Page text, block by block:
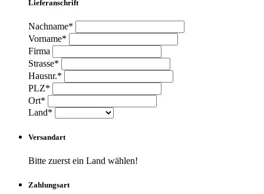
Lieferanschrift
Nachname*
Vorname*
Firma
Strasse*
Hausnr.*
PLZ*
Ort*
Land*
Versandart
Bitte zuerst ein Land wählen!
Zahlungsart